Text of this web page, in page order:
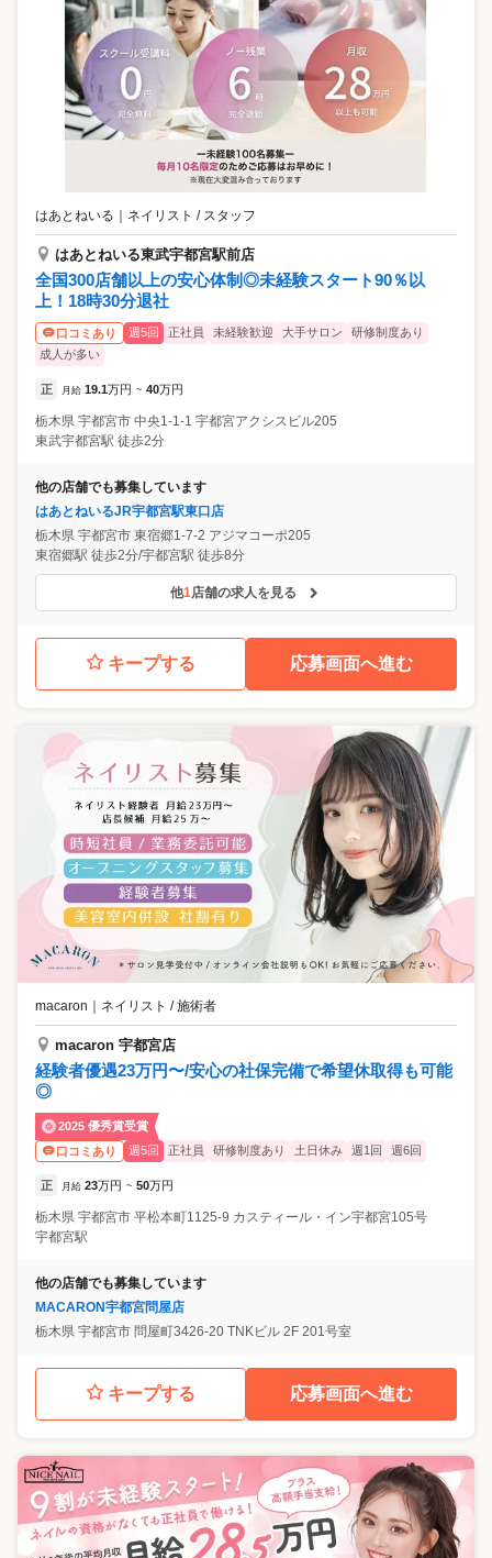
はあとねいる ｜ ネイリスト / スタッフ
はあとねいる東武宇都宮駅前店
全国300店舗以上の安心体制◎未経験スタート90％以
上！18時30分退社
口コミあり 週5回 正社員 未経験歓迎 大手サロン
研修制度あり
成人が多い
正 月給 19.1万円 ~ 40万円
栃木県 宇都宮市 中央1-1-1 宇都宮アクシスビル205
東武宇都宮駅 徒歩2分
他の店舗でも募集しています
はあとねいるJR宇都宮駅東口店
栃木県 宇都宮市 東宿郷1-7-2 アジマコーポ205
東宿郷駅 徒歩2分/宇都宮駅 徒歩8分
他1店舗の求人を見る
キープする 応募画面へ進む
macaron ｜ ネイリスト / 施術者
macaron 宇都宮店
経験者優遇23万円〜/安心の社保完備で希望休取得も可能
◎
2025 優秀賞受賞
口コミあり
週5回 正社員 研修制度あり 土日休み 週1回 週6回
正 月給 23万円 ~ 50万円
栃木県 宇都宮市 平松本町1125-9 カスティール・イン宇都宮105号
宇都宮駅
他の店舗でも募集しています
MACARON宇都宮問屋店
栃木県 宇都宮市 問屋町3426-20 TNKビル 2F 201号室
キープする 応募画面へ進む